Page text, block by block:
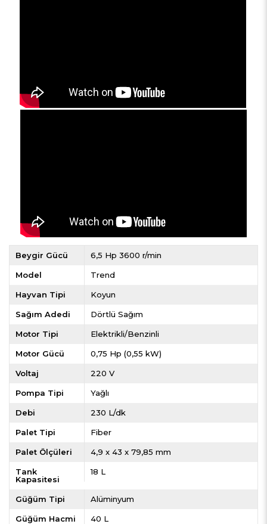
Beygir Gücü 6,5 Hp 3600 r/min
Model Trend
Hayvan Tipi Koyun
Sağım Adedi Dörtlü Sağım
Motor Tipi Elektrikli/Benzinli
Motor Gücü 0,75 Hp (0,55 kW)
Voltaj 220 V
Pompa Tipi Yağlı
Debi 230 L/dk
Palet Tipi Fiber
Palet Ölçüleri 4,9 x 43 x 79,85 mm
Tank
Kapasitesi
18 L
Güğüm Tipi Alüminyum
Güğüm Hacmi 40 L